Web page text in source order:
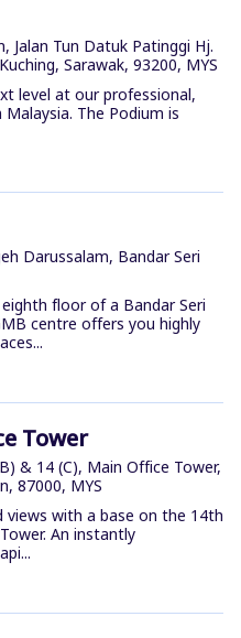
Jalan Tun Datuk Patinggi Hj.
Sarawak, 93200, MYS
level at our professional,
The Podium is
Darussalam, Bandar Seri
floor of a Bandar Seri
centre offers you highly
Tower
& 14 (C), Main Office Tower,
87000, MYS
views with a base on the 14th
An instantly